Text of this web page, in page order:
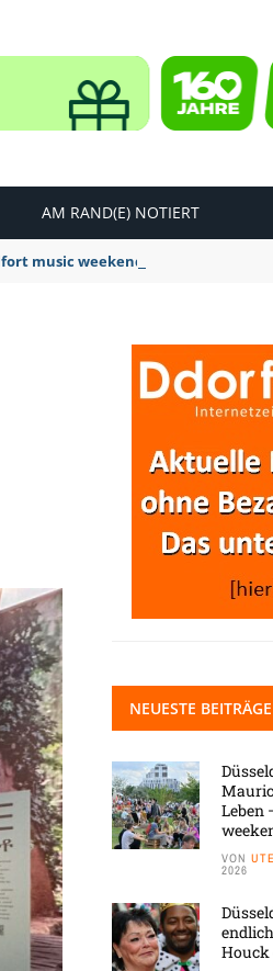
AM RAND(E) NOTIERT
music weekend“
NEUESTE BEITRÄGE
Leben
VON
2026
Houck